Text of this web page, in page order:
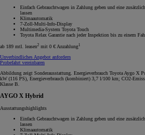
Einfach Gebrauchtwagen in Zahlung geben und eine
lassen
Klimaautomatik
7-Zoll-Multi-Info-Display
Multimedia-System Toyota Touch
Toyota Relax Garantie nach jeder Inspektion bis zu einem
ab 189 mtl. leasen2 mit 0 € Anzahlung1
Unverbindliches Angebot anfordern
Probefahrt vereinbaren
Abbildung zeigt Sonderausstattung. Energieverbrauch Toyota Aygo X
kW (116 PS), Energieverbrauch (kombiniert) 3,7 l/100 km; CO2-
Klasse B.
AYGO X Hybrid
Ausstattungshighlights
Einfach Gebrauchtwagen in Zahlung geben und eine
lassen
Klimaautomatik